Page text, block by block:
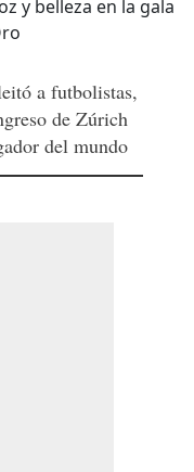
a futbolistas,
de Zúrich
del mundo